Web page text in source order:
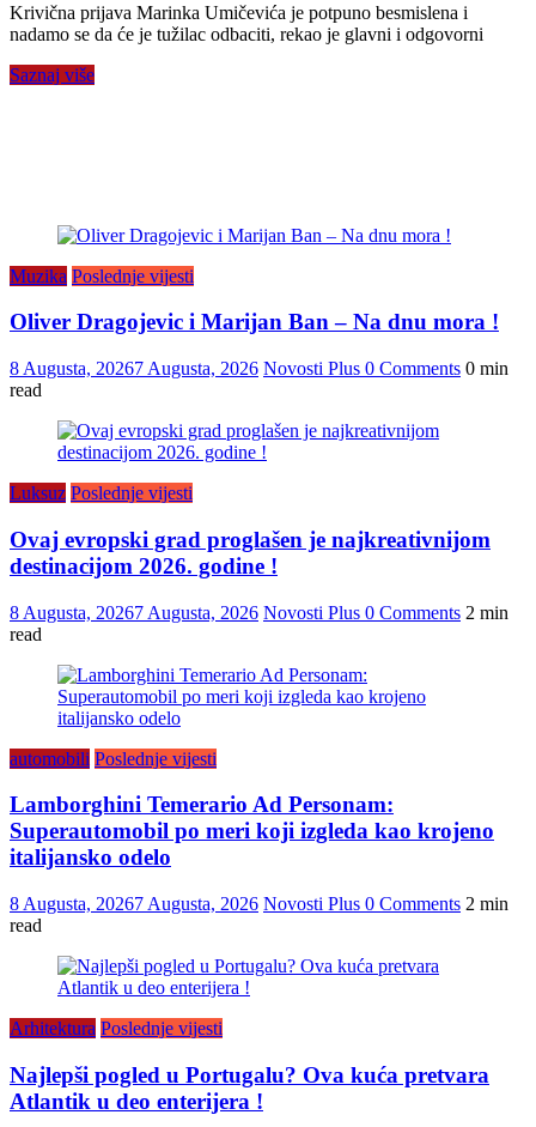
Krivična prijava Marinka Umičevića je potpuno besmislena i
nadamo se da će je tužilac odbaciti, rekao je glavni i odgovorni
Saznaj više
Muzika Poslednje vijesti
Oliver Dragojevic i Marijan Ban – Na dnu mora !
8 Augusta, 20267 Augusta, 2026 Novosti Plus 0 Comments 0 min
read
Luksuz Poslednje vijesti
Ovaj evropski grad proglašen je najkreativnijom
destinacijom 2026. godine !
8 Augusta, 20267 Augusta, 2026 Novosti Plus 0 Comments 2 min
read
automobili Poslednje vijesti
Lamborghini Temerario Ad Personam:
Superautomobil po meri koji izgleda kao krojeno
italijansko odelo
8 Augusta, 20267 Augusta, 2026 Novosti Plus 0 Comments 2 min
read
Arhitektura Poslednje vijesti
Najlepši pogled u Portugalu? Ova kuća pretvara
Atlantik u deo enterijera !